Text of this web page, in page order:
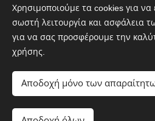
Αποστόλου Λάμπη 6,
Διατηρούνται όλα τα
Χρησιμοποιούμε τα cookies για
σωστή λειτουργία και ασφάλεια
για να σας προσφέρουμε την
χρήσης.
Αποδοχή μόνο των